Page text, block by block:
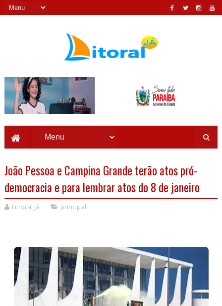
João Pessoa e Campina Grande terão atos pró-
democracia e para lembrar atos do 8 de janeiro
Litroral Já principal